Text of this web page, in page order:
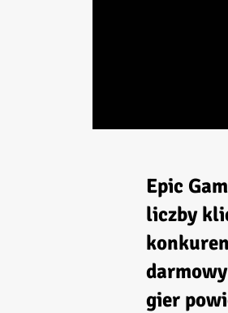
Epic
liczby
gier